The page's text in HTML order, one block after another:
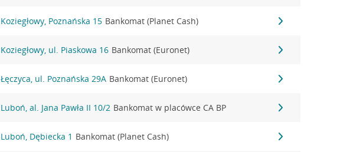
Koziegłowy, Poznańska 15 Bankomat (Planet Cash)
Koziegłowy, ul. Piaskowa 16 Bankomat (Euronet)
Łęczyca, ul. Poznańska 29A Bankomat (Euronet)
Luboń, al. Jana Pawła II 10/2 Bankomat w placówce CA BP
Luboń, Dębiecka 1 Bankomat (Planet Cash)